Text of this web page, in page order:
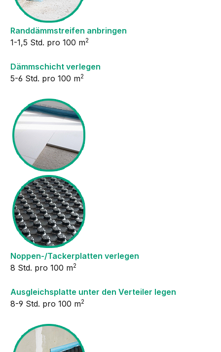
Randdämmstreifen anbringen
1-1,5 Std. pro 100 m2
Dämmschicht verlegen
5-6 Std. pro 100 m2
Noppen-/Tackerplatten verlegen
8 Std. pro 100 m2
Ausgleichsplatte unter den Verteiler legen
8-9 Std. pro 100 m2